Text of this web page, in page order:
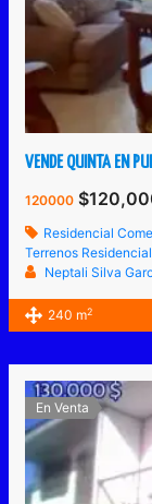
VENDE QUINTA EN
120000
Residencial
Terrenos
Neptali Silva
240 m2
En Venta